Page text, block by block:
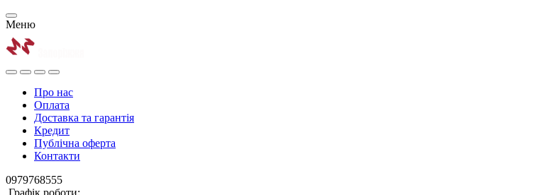
Меню
Про нас
Оплата
Доставка та гарантія
Кредит
Публічна оферта
Контакти
0979768555
Графік роботи: